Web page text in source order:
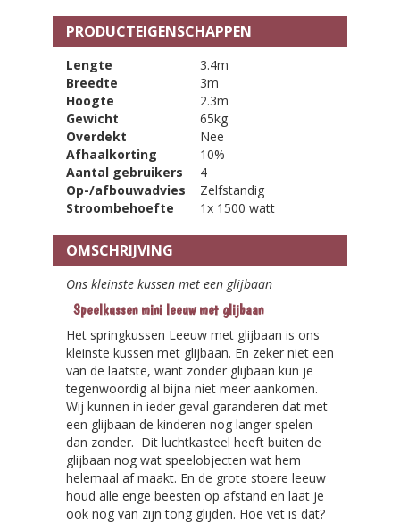
PRODUCTEIGENSCHAPPEN
Lengte
3.4m
Breedte
3m
Hoogte
2.3m
Gewicht
65kg
Overdekt
Nee
Afhaalkorting
10%
Aantal gebruikers
4
Op-/afbouwadvies
Zelfstandig
Stroombehoefte
1x 1500 watt
OMSCHRIJVING
Ons kleinste kussen met een glijbaan
Speelkussen mini leeuw met glijbaan
Het springkussen Leeuw met glijbaan is ons
kleinste kussen met glijbaan. En zeker niet een
van de laatste, want zonder glijbaan kun je
tegenwoordig al bijna niet meer aankomen.
Wij kunnen in ieder geval garanderen dat met
een glijbaan de kinderen nog langer spelen
dan zonder. Dit luchtkasteel heeft buiten de
glijbaan nog wat speelobjecten wat hem
helemaal af maakt. En de grote stoere leeuw
houd alle enge beesten op afstand en laat je
ook nog van zijn tong glijden. Hoe vet is dat?